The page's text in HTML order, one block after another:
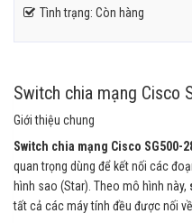
Tình trạng: Còn hàng
Switch chia mạng Cisco
Giới thiệu chung
Switch chia mạng Cisco SG500-
quan trọng dùng để kết nối các
hình sao (Star). Theo mô hình này,
tất cả các máy tính đều được nối về